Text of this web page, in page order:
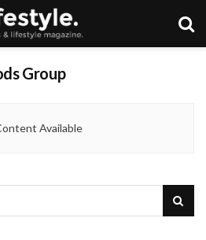
Group
Available